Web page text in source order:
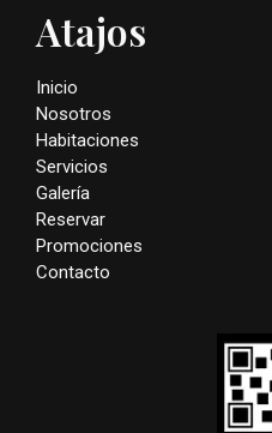
Atajos
Inicio
Nosotros
Habitaciones
Servicios
Galería
Reservar
Promociones
Contacto